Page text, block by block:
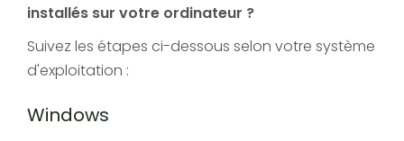
installés sur votre ordinateur ?
Suivez les étapes ci-dessous selon votre système
d'exploitation :
Windows